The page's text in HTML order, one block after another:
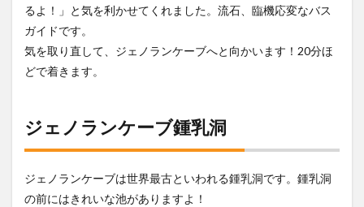
るよ！」と気を利かせてくれました。流石、臨機応変なバス
ガイドです。
気を取り直して、ジェノランケーブへと向かいます！20分ほ
どで着きます。
ジェノランケーブ鍾乳洞
ジェノランケーブは世界最古といわれる鍾乳洞です。鍾乳洞
の前にはきれいな池がありますよ！